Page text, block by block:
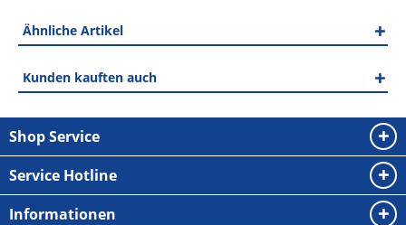
Ähnliche Artikel
Kunden kauften auch
Shop Service
Service Hotline
Informationen